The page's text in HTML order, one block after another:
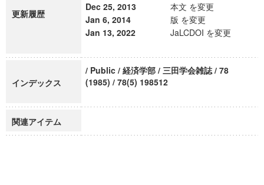
更新履歴
Dec 25, 2013
本文 を変更
Jan 6, 2014
版 を変更
Jan 13, 2022
JaLCDOI を変更
インデックス
/ Public / 経済学部 / 三田学会雑誌 / 78
(1985) / 78(5) 198512
関連アイテム